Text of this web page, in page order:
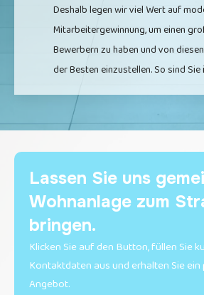
Deshalb legen wir viel Wert auf
Mitarbeitergewinnung, um einen
Bewerbern zu haben und von
der Besten einzustellen. So sind Sie
Lassen Sie uns
Wohnanlage zum
bringen.
Klicken Sie auf den Button, füllen Sie
Kontaktdaten aus und erhalten Sie
Angebot.